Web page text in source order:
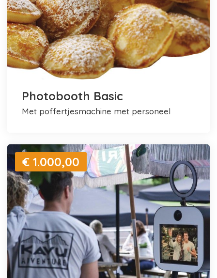
Photobooth Basic
met poffertjesmachine met personeel
€ 1.000,00